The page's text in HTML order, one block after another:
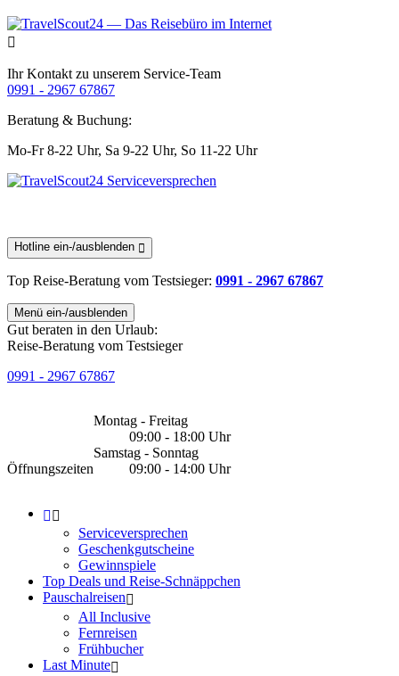
Ihr Kontakt zu unserem Service-Team
0991 - 2967 67867
Beratung & Buchung:
Mo-Fr 8-22 Uhr, Sa 9-22 Uhr, So 11-22 Uhr
Hotline ein-/ausblenden
Top Reise-Beratung vom Testsieger: 0991 - 2967 67867
Menü ein-/ausblenden
Gut beraten in den Urlaub:
Reise-Beratung vom Testsieger
0991 - 2967 67867
Öffnungszeiten
Montag - Freitag
09:00 - 18:00 Uhr
Samstag - Sonntag
09:00 - 14:00 Uhr
Serviceversprechen
Geschenkgutscheine
Gewinnspiele
Top Deals und Reise-Schnäppchen
Pauschalreisen
All Inclusive
Fernreisen
Frühbucher
Last Minute